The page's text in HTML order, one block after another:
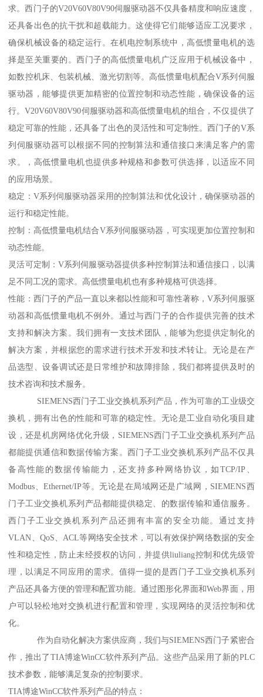
求。西门子的V20V60V80V90伺服驱动器不仅具备精度和响应速度，
还具备出色的抗干扰和超载能力。这使得它们能够适应工况要求，
确保机械设备的稳定运行。在机电控制系统中，高低惯量电机的选
择是至关重要的。西门子的高低惯量电机广泛应用于机械设备中，
如数控机床、包装机械、激光切割等。高低惯量电机配合V系列伺服
驱动器，能够提供更加精密的位置控制和动态性能，确保设备的运
行。V20V60V80V90伺服驱动器和高低惯量电机的组合，不仅提供了
稳定可靠的性能，还具备了出色的灵活性和可定制性。西门子的V系
列伺服驱动器可以根据不同的控制算法和通信接口来满足客户的需
求。，高低惯量电机也提供多种规格和参数可供选择，以适应不同
的应用场景。
稳定：V系列伺服驱动器采用的控制算法和优化设计，确保驱动器的
运行和稳定性能。
控制：高低惯量电机结合V系列伺服驱动器，可实现更加位置控制和
动态性能。
灵活可定制：V系列伺服驱动器提供多种控制算法和通信接口，以满
足不同工况的需求。高低惯量电机也有多种规格可供选择。
性能：西门子的产品一直以来都以性能和可靠性著称，V系列伺服驱
动器和高低惯量电机不例外。通过与西门子的合作提供完善的技术
支持和解决方案。我们拥有一支技术团队，能够为您提供定制化的
解决方案，并根据您的需求进行技术开发和技术转让。无论是在产
品选型、设备调试还是日常维护和故障排除，我们都将提供及时的
技术咨询和技术服务。
SIEMENS西门子工业交换机系列产品，作为可靠的工业级交
换机，拥有出色的性能和可靠的稳定性。无论是工业自动化项目建
设，还是机房网络优化升级，SIEMENS西门子工业交换机系列产品
都能提供通信和数据传输方案。西门子工业交换机系列产品不仅具
备高性能的数据传输能力，还支持多种网络协议，如TCP/IP、
Modbus、Ethernet/IP等。无论是在局域网还是广域网，SIEMENS西
门子工业交换机系列产品都能提供稳定、的数据传输和通信服务。
西门子工业交换机系列产品还拥有丰富的安全功能。通过支持
VLAN、QoS、ACL等网络安全技术，可以有效保护网络数据的安全
性和稳定性，防止未经授权的访问，并提供liuliang控制和优先级管
理，以满足不同应用的需求。值得一提的是西门子工业交换机系列
产品还具备方便的管理和配置功能。通过图形化界面和Web界面，用
户可以轻松地对交换机进行配置和管理，实现网络的灵活控制和优
化。
作为自动化解决方案供应商，我们与SIEMENS西门子紧密合
作，推出了TIA博途WinCC软件系列产品。这些产品采用了新的PLC
技术参数，能够满足复杂的控制要求。
TIA博途WinCC软件系列产品的特点：